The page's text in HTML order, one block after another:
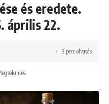
és eredete.
április 22.
3 perc olvasás